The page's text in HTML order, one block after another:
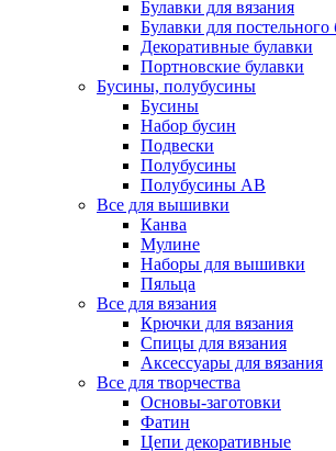
Булавки для вязания
Булавки для постельного
Декоративные булавки
Портновские булавки
Бусины, полубусины
Бусины
Набор бусин
Подвески
Полубусины
Полубусины AB
Все для вышивки
Канва
Мулине
Наборы для вышивки
Пяльца
Все для вязания
Крючки для вязания
Спицы для вязания
Аксессуары для вязания
Все для творчества
Основы-заготовки
Фатин
Цепи декоративные